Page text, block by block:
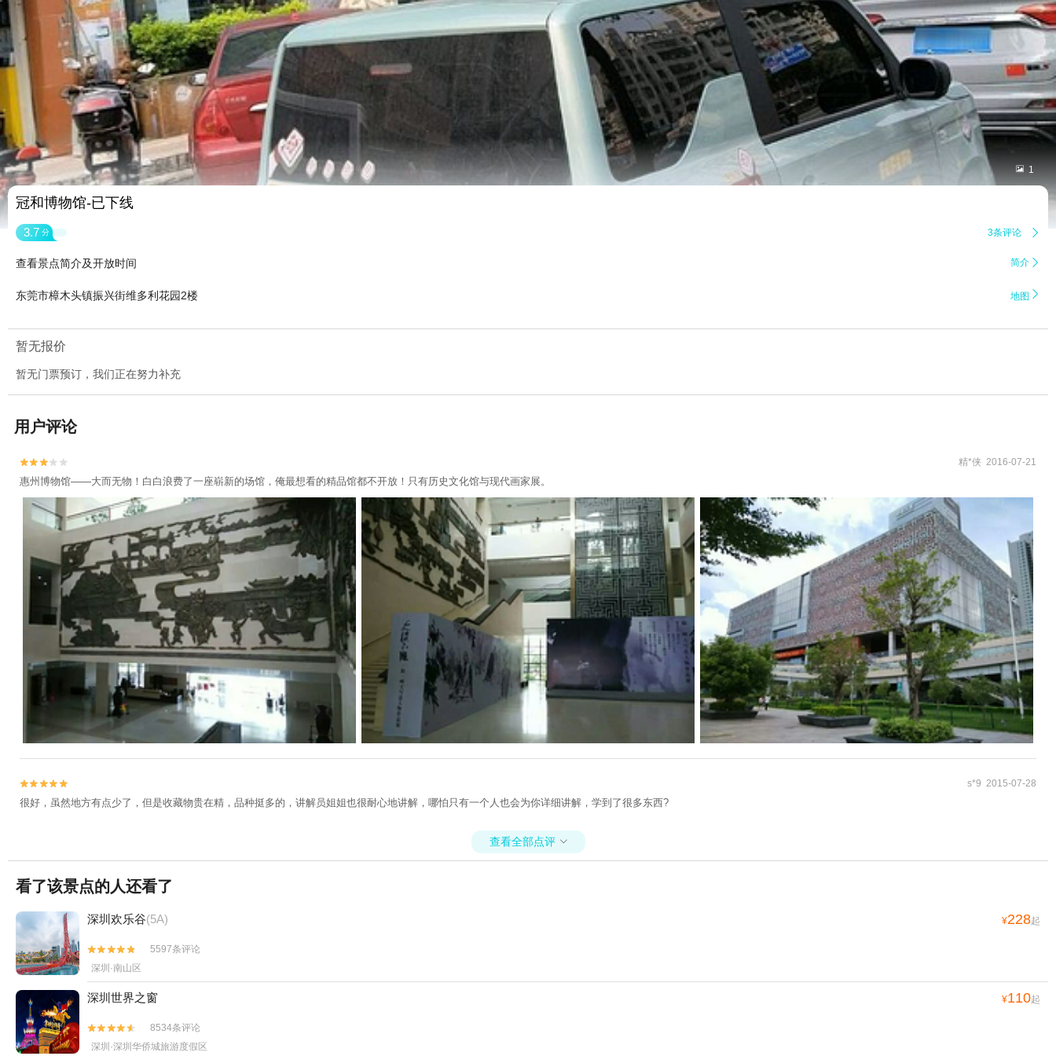
 1
冠和博物馆-已下线
3.7 分 3条评论 
查看景点简介及开放时间 简介 
东莞市樟木头镇振兴街维多利花园2楼 地图 
暂无报价
暂无门票预订，我们正在努力补充
用户评论

 精*侠 2016-07-21
惠州博物馆——大而无物！白白浪费了一座崭新的场馆，俺最想看的精品馆都不开放！只有历史文化馆与现代画家展。

 s*9 2015-07-28
很好，虽然地方有点少了，但是收藏物贵在精，品种挺多的，讲解员姐姐也很耐心地讲解，哪怕只有一个人也会为你详细讲解，学到了很多东西?
查看全部点评 
看了该景点的人还看了
深圳欢乐谷(5A) ¥228起


5597条评论
深圳·南山区
深圳世界之窗 ¥110起


8534条评论
深圳·深圳华侨城旅游度假区